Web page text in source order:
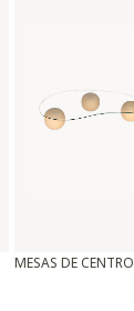
MESAS DE CENTRO